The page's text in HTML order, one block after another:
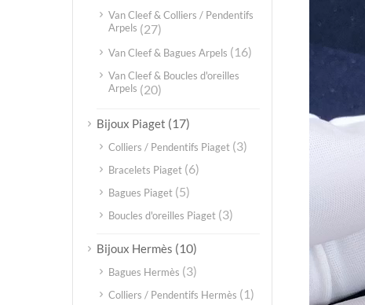
Van Cleef & Colliers / Pendentifs
Arpels (27)
Van Cleef & Bagues Arpels (16)
Van Cleef & Boucles d'oreilles
Arpels (20)
Bijoux Piaget (17)
Colliers / Pendentifs Piaget (3)
Bracelets Piaget (6)
Bagues Piaget (5)
Boucles d'oreilles Piaget (3)
Bijoux Hermès (10)
Bagues Hermès (3)
Colliers / Pendentifs Hermès (1)